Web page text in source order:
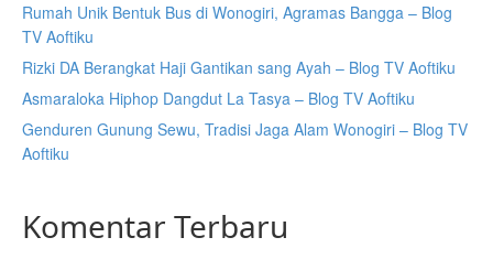
Rumah Unik Bentuk Bus di Wonogiri, Agramas Bangga – Blog
TV Aoftiku
Rizki DA Berangkat Haji Gantikan sang Ayah – Blog TV Aoftiku
Asmaraloka Hiphop Dangdut La Tasya – Blog TV Aoftiku
Genduren Gunung Sewu, Tradisi Jaga Alam Wonogiri – Blog TV
Aoftiku
Komentar Terbaru